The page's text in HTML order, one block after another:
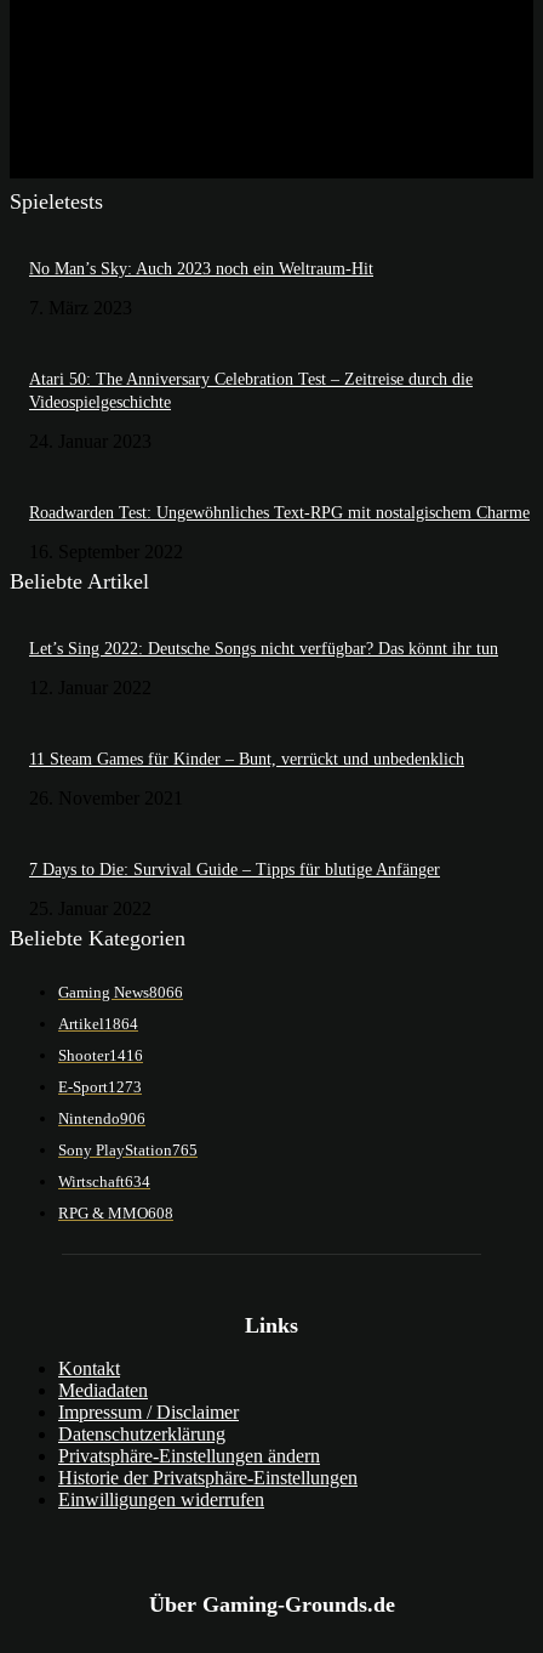
Spieletests
No Man’s Sky: Auch 2023 noch ein Weltraum-Hit
Atari 50: The Anniversary Celebration Test – Zeitreise durch die
Videospielgeschichte
Roadwarden Test: Ungewöhnliches Text-RPG mit nostalgischem Charme
Beliebte Artikel
Let’s Sing 2022: Deutsche Songs nicht verfügbar? Das könnt ihr tun
11 Steam Games für Kinder – Bunt, verrückt und unbedenklich
7 Days to Die: Survival Guide – Tipps für blutige Anfänger
Beliebte Kategorien
Gaming News8066
Artikel1864
Shooter1416
E-Sport1273
Nintendo906
Sony PlayStation765
Wirtschaft634
RPG & MMO608
Links
Kontakt
Mediadaten
Impressum / Disclaimer
Datenschutzerklärung
Privatsphäre-Einstellungen ändern
Historie der Privatsphäre-Einstellungen
Einwilligungen widerrufen
Über Gaming-Grounds.de